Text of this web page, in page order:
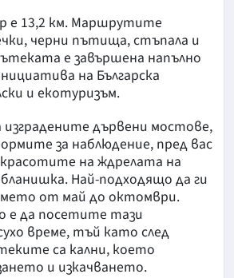
е 13,2 км. Маршрутите
черни пътища, стъпала и
е завършена напълно
на Българска
и екотуризъм.
изградените дървени мостове,
за наблюдение, пред вас
на ждрелата на
Най-подходящо да ги
от май до октомври.
е да посетите тази
време, тъй като след
са кални, което
и изкачването.